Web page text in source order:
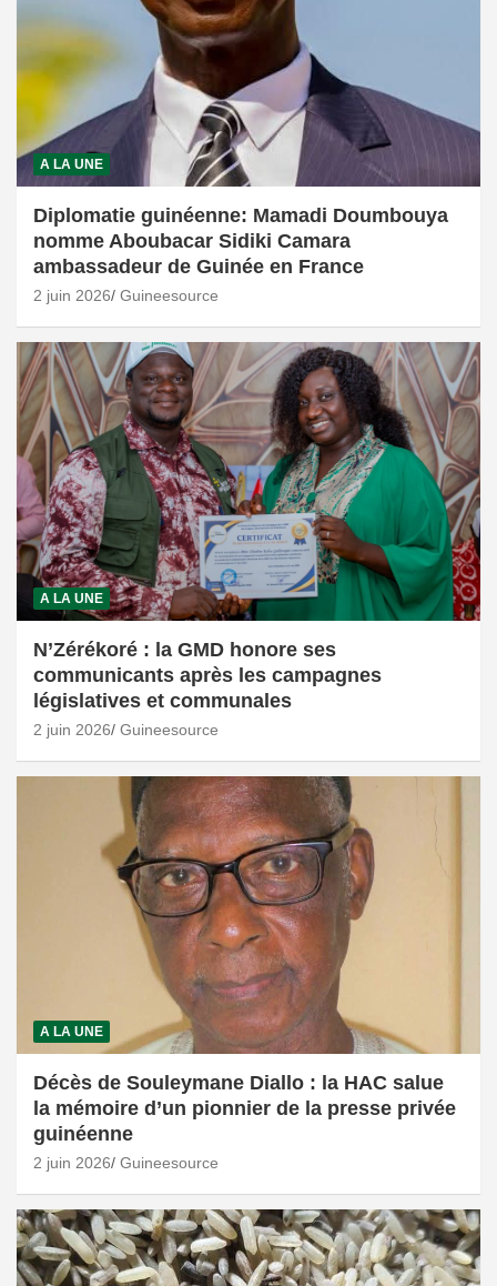
A LA UNE
Diplomatie guinéenne: Mamadi Doumbouya
nomme Aboubacar Sidiki Camara
ambassadeur de Guinée en France
2 juin 2026 Guineesource
A LA UNE
N’Zérékoré : la GMD honore ses
communicants après les campagnes
législatives et communales
2 juin 2026 Guineesource
A LA UNE
Décès de Souleymane Diallo : la HAC salue
la mémoire d’un pionnier de la presse privée
guinéenne
2 juin 2026 Guineesource